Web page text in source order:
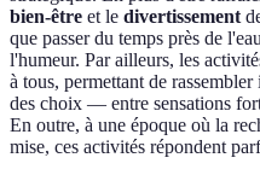
bien-être et le divertissement
que passer du temps près de
l'humeur. Par ailleurs, les
à tous, permettant de
des choix — entre sensations
En outre, à une époque où la
mise, ces activités répondent